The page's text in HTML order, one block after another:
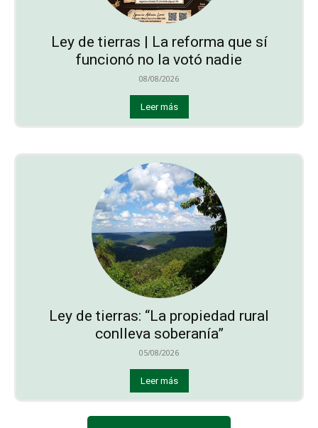
Ley de tierras | La reforma que sí
funcionó no la votó nadie
08/08/2026
Leer más
Ley de tierras: “La propiedad rural
conlleva soberanía”
05/08/2026
Leer más